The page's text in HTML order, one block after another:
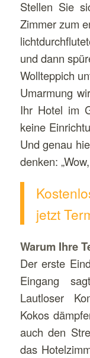
Stellen Sie
Zimmer zum
und dann
Wollteppich
Umarmung
Ihr Hotel im
keine
Und genau
denken:
jetzt
Warum Ihre
Der erste
Eingang
Lautloser
Kokos
auch den
das